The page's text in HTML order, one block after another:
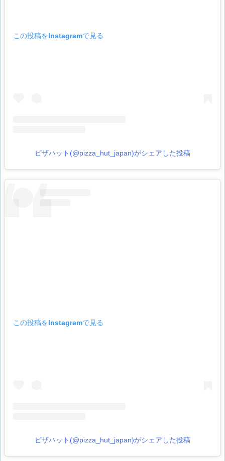
この投稿をInstagramで見る
ピザハット(@pizza_hut_japan)がシェアした投稿
この投稿をInstagramで見る
ピザハット(@pizza_hut_japan)がシェアした投稿